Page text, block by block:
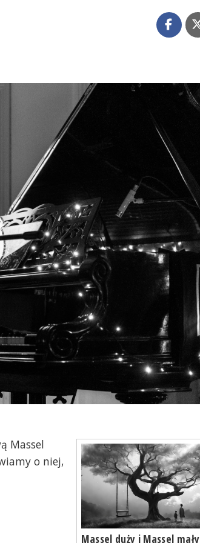
Massel duży i Massel mały
Massel
o niej,